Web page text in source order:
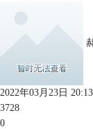
2022年03月23日 20:13
3728
0